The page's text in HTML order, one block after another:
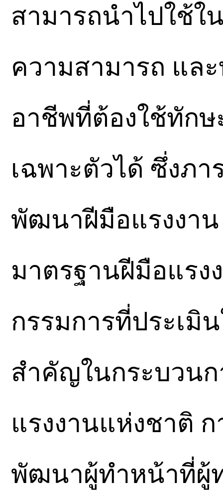
สามารถนำไปใช้ใ
ความสามารถ แล
อาชีพที่ต้องใช้ทัก
เฉพาะตัวได้ ซึ่งภ
พัฒนาฝีมือแรงงา
มาตรฐานฝีมือแรง
กรรมการที่ประเ
สำคัญในกระบวน
แรงงานแห่งชาติ
พัฒนาผู้ทำหน้าที่ผู้